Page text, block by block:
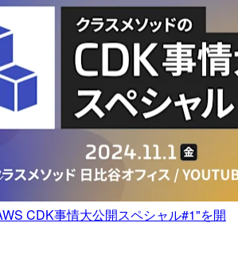
CDK事情大公開スペシャル#1"を開